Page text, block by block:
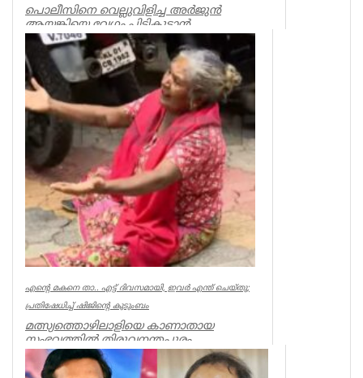
പൊലീസിനെ വെല്ലുവിളിച്ച അര്‍ജുന്‍
ആയങ്കിയെ വേഗം പിടികൂടാന്‍
ആഭ്യന്തരമന്ത്രി രമേശ് ചെന്നിത്തലയുടെ
നിര...
Kerala
എന്റെ മകനെ താ.. എട്ട് ദിവസമായി, ഇവര്‍ എന്ത് ചെയ്തു;
പ്രതിഷേധിച്ച് ഷിജിന്റെ കുടുംബം
മത്സ്യത്തൊഴിലാളിയെ കാണാതായ
സംഭവത്തില്‍ തിരുവനന്തപുരം
മുതലപ്പൊഴിയില്‍ പ്രതിഷേധം ശക്തം.
കാണാതായ ഷിജിന...